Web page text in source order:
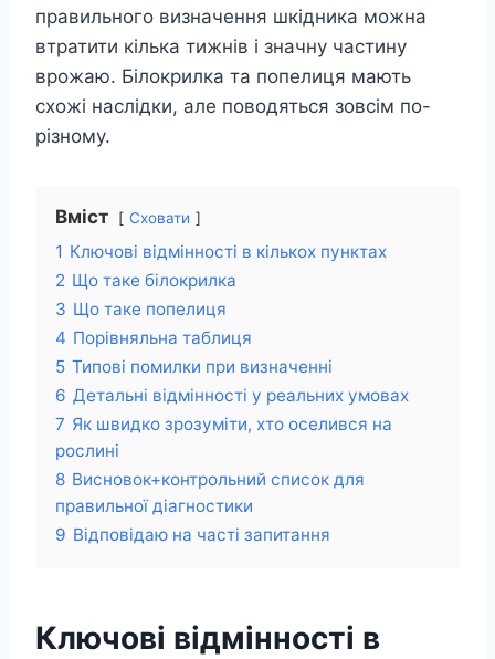
правильного визначення шкідника можна
втратити кілька тижнів і значну частину
врожаю. Білокрилка та попелиця мають
схожі наслідки, але поводяться зовсім по-
різному.
Вміст Сховати
1 Ключові відмінності в кількох пунктах
2 Що таке білокрилка
3 Що таке попелиця
4 Порівняльна таблиця
5 Типові помилки при визначенні
6 Детальні відмінності у реальних умовах
7 Як швидко зрозуміти, хто оселився на
рослині
8 Висновок+контрольний список для
правильної діагностики
9 Відповідаю на часті запитання
Ключові відмінності в